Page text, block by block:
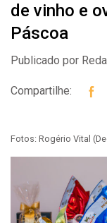
de vinho e
Páscoa
Publicado por
Compartilhe:
Fotos: Rogério Vital